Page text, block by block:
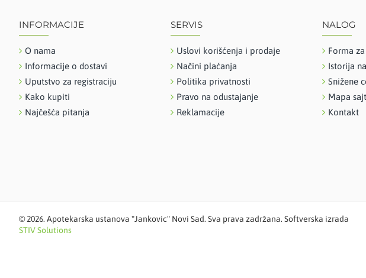
INFORMACIJE
O nama
Informacije o dostavi
Uputstvo za registraciju
Kako kupiti
Najčešća pitanja
SERVIS
Uslovi korišćenja i prodaje
Načini plaćanja
Politika privatnosti
Pravo na odustajanje
Reklamacije
NALOG
Forma
Istorija
Snižene
Mapa
Kontakt
©2026. Apotekarska ustanova "Jankovic" Novi Sad. Sva prava zadržana. Softverska izrada
STIV Solutions